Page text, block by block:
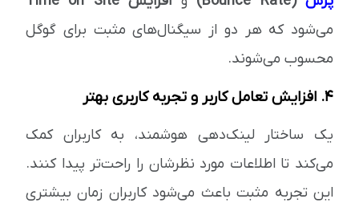
می‌شود که هر دو از سیگنال‌های مثبت برای گوگل
محسوب می‌شوند.
4. افزایش تعامل کاربر و تجربه کاربری بهتر
یک ساختار لینک‌دهی هوشمند، به کاربران کمک
می‌کند تا اطلاعات مورد نظرشان را راحت‌تر پیدا کنند.
این تجربه مثبت باعث می‌شود کاربران زمان بیشتری